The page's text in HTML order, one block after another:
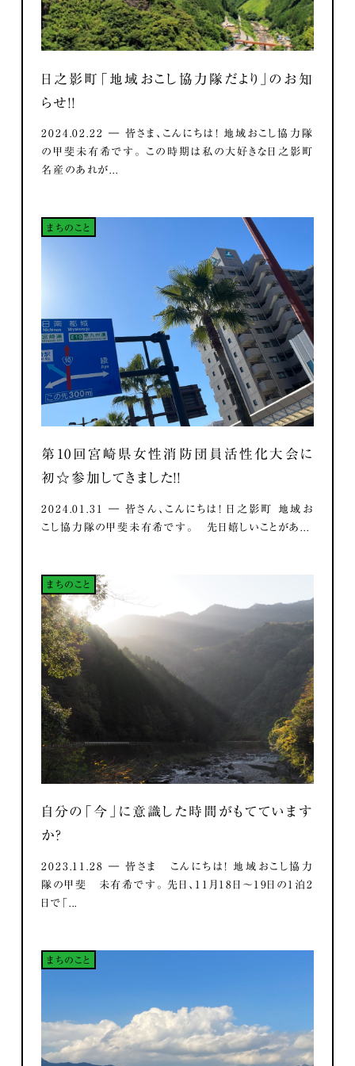
日之影町「地域おこし協力隊だより」のお知
らせ！！
2024.02.22 ― 皆さま、こんにちは！ 地域おこし協力隊
の甲斐未有希です。 この時期は私の大好きな日之影町
名産のあれが...
まちのこと
第10回宮崎県女性消防団員活性化大会に
初☆参加してきました！！
2024.01.31 ― 皆さん、こんにちは！ 日之影町 地域お
こし協力隊の甲斐未有希です。 先日嬉しいことがあ...
まちのこと
自分の「今」に意識した時間がもてています
か？
2023.11.28 ― 皆さま こんにちは！ 地域おこし協力
隊の甲斐 未有希です。 先日、11月18日～19日の1泊2
日で「...
まちのこと